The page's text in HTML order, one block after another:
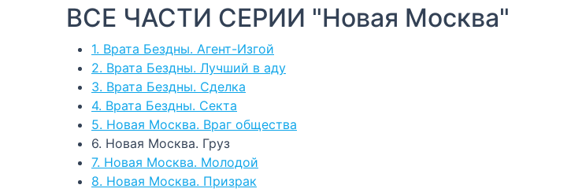
ВСЕ ЧАСТИ СЕРИИ "Новая Москва"
1. Врата Бездны. Агент-Изгой
2. Врата Бездны. Лучший в аду
3. Врата Бездны. Сделка
4. Врата Бездны. Секта
5. Новая Москва. Враг общества
6. Новая Москва. Груз
7. Новая Москва. Молодой
8. Новая Москва. Призрак